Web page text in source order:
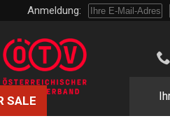
Anmeldung:
SALE